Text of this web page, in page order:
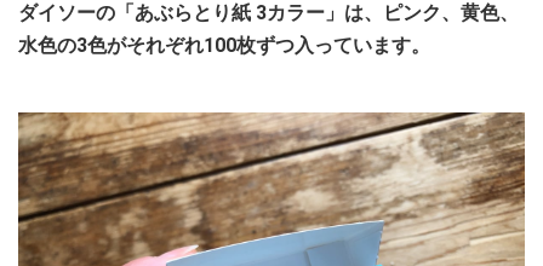
ダイソーの「あぶらとり紙 3カラー」は、ピンク、黄色、
水色の3色がそれぞれ100枚ずつ入っています。